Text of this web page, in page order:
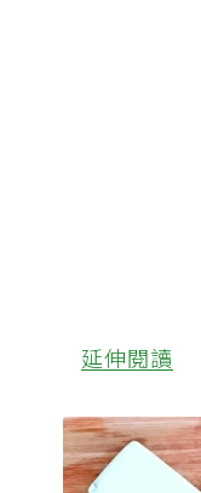
延伸閱讀